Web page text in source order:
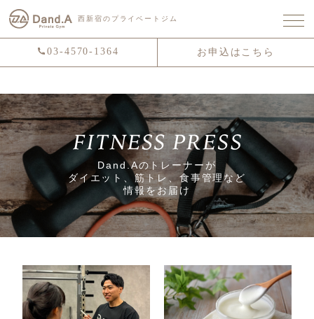
西新宿のプライベートジム
03-4570-1364 お申込はこちら
Dand.Aのトレーナーが
ダイエット、筋トレ、食事管理など
情報をお届け